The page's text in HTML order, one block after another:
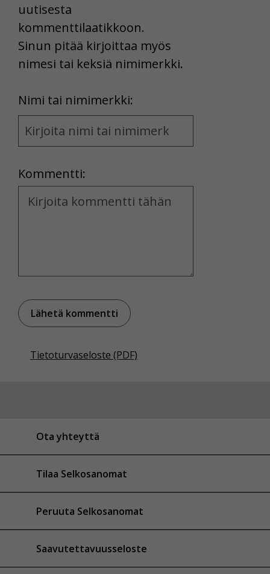
uutisesta
kommenttilaatikkoon.
Sinun pitää kirjoittaa myös
nimesi tai keksiä nimimerkki.
Nimi tai nimimerkki:
Name
and
Kommentti:
Kommentti
Tietoturvaseloste (PDF)
Ota yhteyttä
Tilaa Selkosanomat
Peruuta Selkosanomat
Saavutettavuusseloste